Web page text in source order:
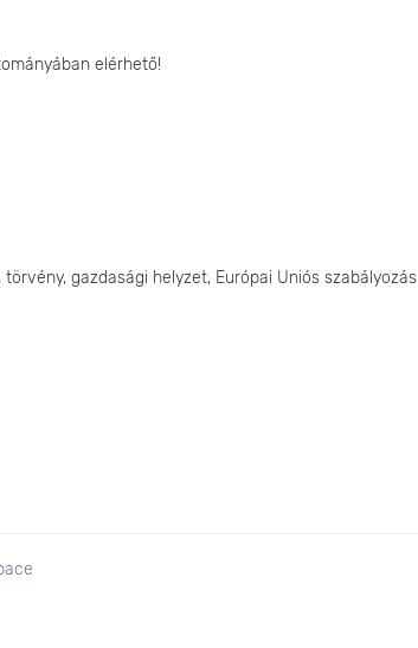
elérhető!
gazdasági helyzet, Európai Uniós szabályozás